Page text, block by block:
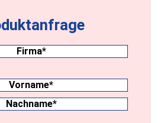
Firma(erforderlich)